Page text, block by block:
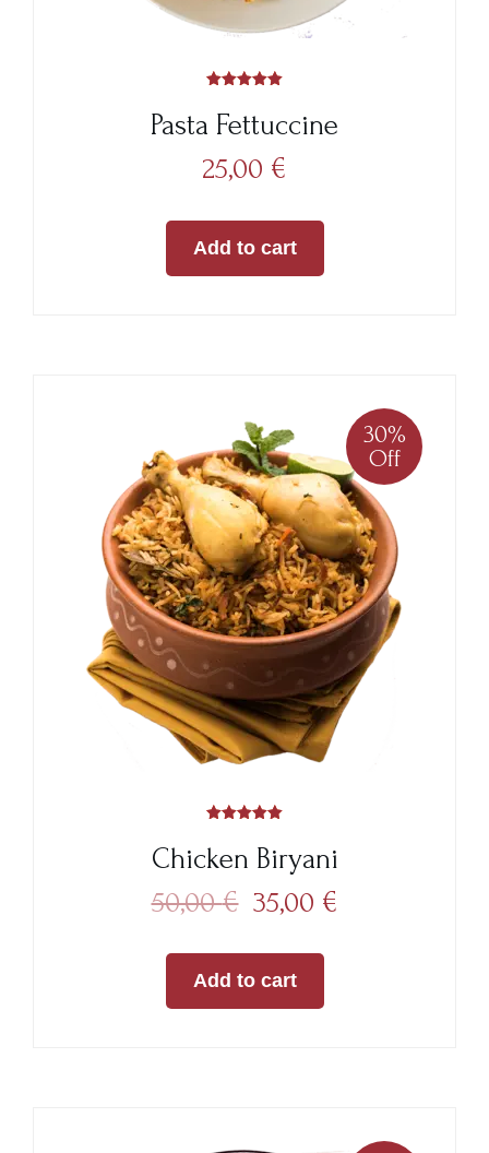
Pasta Fettuccine
5.00
out of 5
25,00 €
Add to cart
30%
Off
Chicken Biryani
out of 5
50,00€ 35,00 €
Add to cart